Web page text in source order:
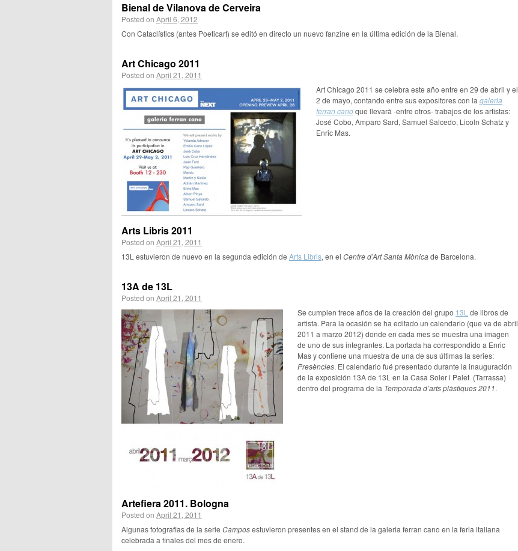
Bienal de Vilanova de Cerveira
Posted on April 6, 2012
Con Cataclístics (antes Poeticart) se editó en directo un nuevo fanzine en la última edición de la Bienal.
Art Chicago 2011
Posted on April 21, 2011
Art Chicago 2011 se celebra este año entre en 29 de abril y el
2 de mayo, contando entre sus expositores con la galeria
ferran canoque llevará -entre otros- trabajos de los artistas:
José Cobo, Amparo Sard, Samuel Salcedo, Licoln Schatz y
Enric Mas.
Arts Libris 2011
Posted on April 21, 2011
13L estuvieron de nuevo en la segunda edición de Arts Libris, en el Centre d’Art Santa Mònicade Barcelona.
13A de 13L
Posted on April 21, 2011
Se cumplen trece años de la creación del grupo 13L de libros de
artista. Para la ocasión se ha editado un calendario (que va de abril
2011 a marzo 2012) donde en cada mes se muestra una imagen
de uno de sus integrantes. La portada ha correspondido a Enric
Mas y contiene una muestra de una de sus últimas la series:
Presències. El calendario fué presentado durante la inauguración
de la exposición 13A de 13L en la Casa Soler i Palet (Tarrassa)
dentro del programa de la Temporada d’arts plàstiques 2011.
Artefiera 2011. Bologna
Posted on April 21, 2011
Algunas fotografias de la serie Camposestuvieron presentes en el stand de la galeria ferran cano en la feria italiana
celebrada a finales del mes de enero.